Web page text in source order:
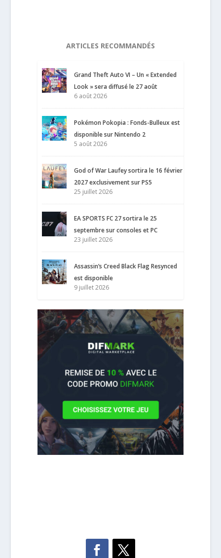
ARTICLES RECOMMANDÉS
Grand Theft Auto VI – Un « Extended
Look » sera diffusé le 27 août
6 août 2026
Pokémon Pokopia : Fonds-Bulleux est
disponible sur Nintendo 2
5 août 2026
God of War Laufey sortira le 16 février
2027 exclusivement sur PS5
25 juillet 2026
EA SPORTS FC 27 sortira le 25
septembre sur consoles et PC
23 juillet 2026
Assassin’s Creed Black Flag Resynced
est disponible
9 juillet 2026